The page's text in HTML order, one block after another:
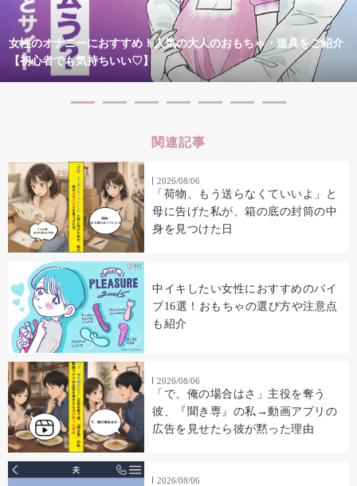
女性のオナニーにおすすめ！人気の大人のおもちゃ・道具をご紹介
【初心者でも気持ちいい♡】
関連記事
2026/08/06
「荷物、もう送らなくていいよ」と
母に告げた私が、箱の底の封筒の中
身を見つけた日
中イキしたい女性におすすめのバイ
ブ16選！おもちゃの選び方や注意点
も紹介
2026/08/06
「で、俺の場合はさ」主役を奪う
彼、『聞き専』の私→動画アプリの
広告を見せたら彼が黙った理由
2026/08/06